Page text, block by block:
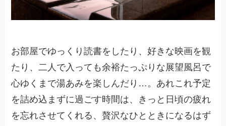
お部屋でゆっくり読書をしたり、好きな映画を観
たり、二人で入っても余裕たっぷりな展望風呂で
心ゆくまで湯あみを楽しんだり…。あれこれ予定
を詰め込まずに過ごす時間は、きっと日頃の疲れ
を忘れさせてくれる、贅沢なひとときになるはず